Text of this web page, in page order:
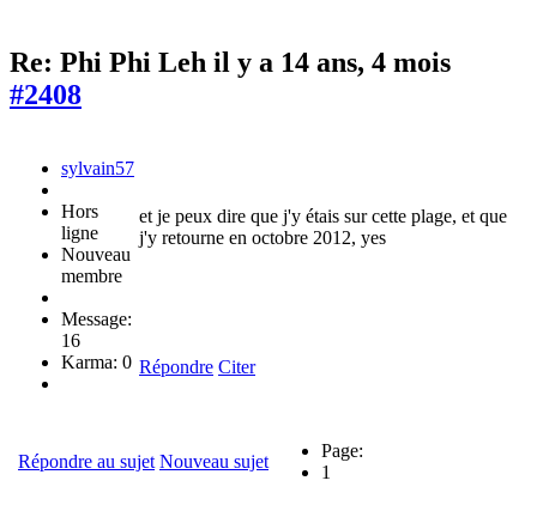
Re: Phi Phi Leh il y a 14 ans, 4 mois
#2408
sylvain57
Hors
ligne
Nouveau
membre
Message:
16
Karma: 0
et je peux dire que j'y étais sur cette plage, et que
j'y retourne en octobre 2012, yes
Répondre Citer
Répondre au sujet Nouveau sujet
Page:
1